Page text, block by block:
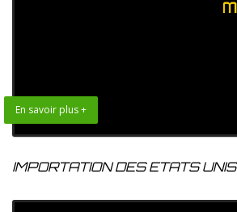
En savoir plus +
IMPORTATION DES ETATS UNIS